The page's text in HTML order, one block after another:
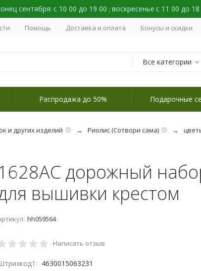
сентября: с 10 00 до 19 00 ; воскресенье с 11 00 до 18
Помощь Доставка и оплата Бонусы и скидки
Все категории
Распродажа до 50% Подарочные
и других изделий Риолис (Сотвори сама)
дорожный
вышивки крестом
hh059564
Написать отзыв
4630015063231